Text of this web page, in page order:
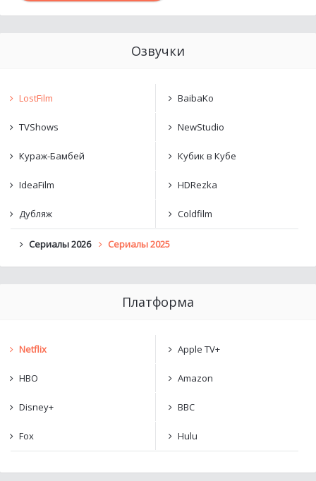
Озвучки
LostFilm BaibaKo
TVShows NewStudio
Кураж-Бамбей Кубик в Кубе
IdeaFilm HDRezka
Дубляж Coldfilm
Сериалы 2026 Сериалы 2025
Платформа
Netflix Apple TV+
HBO Amazon
Disney+ BBC
Fox Hulu